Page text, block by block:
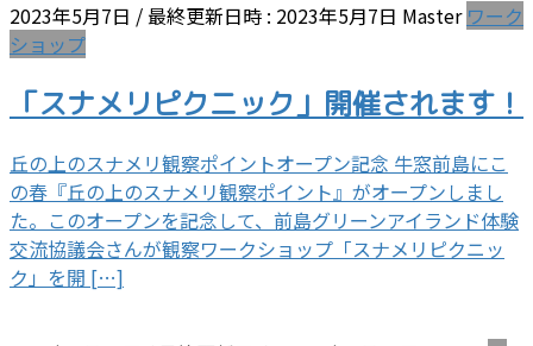
2023年5月7日 / 最終更新日時 : 2023年5月7日 Master ワーク
ショップ
「スナメリピクニック」開催されます！
丘の上のスナメリ観察ポイントオープン記念 牛窓前島にこ
の春『丘の上のスナメリ観察ポイント』がオープンしまし
た。このオープンを記念して、前島グリーンアイランド体験
交流協議会さんが観察ワークショップ「スナメリピクニッ
ク」を開 […]